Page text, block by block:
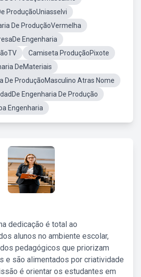
ProduçãoUniasselvi
De ProduçãoVermelha
Engenharia
Camiseta ProduçãoPixote
DeMateriais
De ProduçãoMasculino Atras Nome
Engenharia De Produção
Engenharia
dedicação é total ao
alunos no ambiente escolar,
pedagógicos que priorizam
e são alimentados por criatividade
é orientar os estudantes em